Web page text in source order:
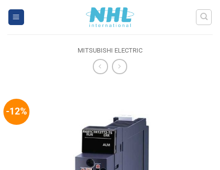
MITSUBISHI ELECTRIC
-12%